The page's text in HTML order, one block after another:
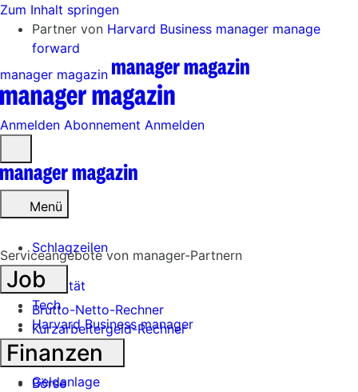
Zum Inhalt springen
Partner von Harvard Business manager manage
forward
manager magazin
Anmelden Abonnement Anmelden
öffnen
Menü
Schlagzeilen
Mobilität
Tech
Harvard Business manager
Handel
Banken
Geldanlage
Serviceangebote von manager-Partnern
Job
Brutto-Netto-Rechner
Kurzarbeitergeld-Rechner
Finanzen
Börse